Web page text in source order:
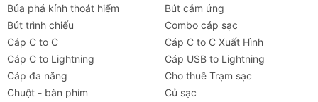
Búa phá kính thoát hiểm
Bút cảm ứng
Bút trình chiếu
Combo cáp sạc
Cáp C to C
Cáp C to C Xuất Hình
Cáp C to Lightning
Cáp USB to Lightning
Cáp đa năng
Cho thuê Trạm sạc
Chuột - bàn phím
Củ sạc